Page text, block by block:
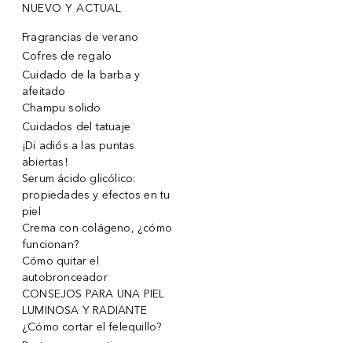
NUEVO Y ACTUAL
Fragrancias de verano
Cofres de regalo
Cuidado de la barba y
afeitado
Champu solido
Cuidados del tatuaje
¡Di adiós a las puntas
abiertas!
Serum ácido glicólico:
propiedades y efectos en tu
piel
Crema con colágeno, ¿cómo
funcionan?
Cómo quitar el
autobronceador
CONSEJOS PARA UNA PIEL
LUMINOSA Y RADIANTE
¿Cómo cortar el felequillo?